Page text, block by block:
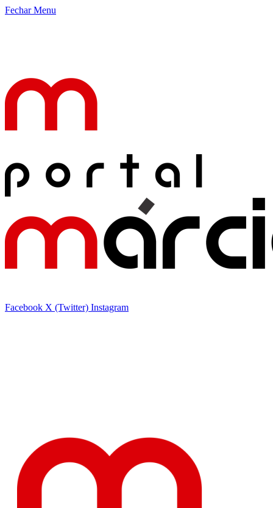
Fechar Menu
Facebook X (Twitter) Instagram